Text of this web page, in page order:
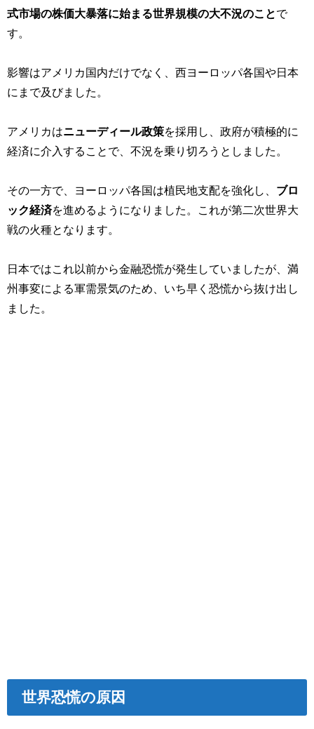
式市場の株価大暴落に始まる世界規模の大不況のことで
す。
影響はアメリカ国内だけでなく、西ヨーロッパ各国や日本
にまで及びました。
アメリカは ニューディール政策を採用し、政府が積極的に
経済に介入することで、不況を乗り切ろうとしました。
その一方で、ヨーロッパ各国は植民地支配を強化し、 ブロ
ック経済を進めるようになりました。これが第二次世界大
戦の火種となります。
日本ではこれ以前から金融恐慌が発生していましたが、満
州事変による軍需景気のため、いち早く恐慌から抜け出し
ました。
世界恐慌の原因